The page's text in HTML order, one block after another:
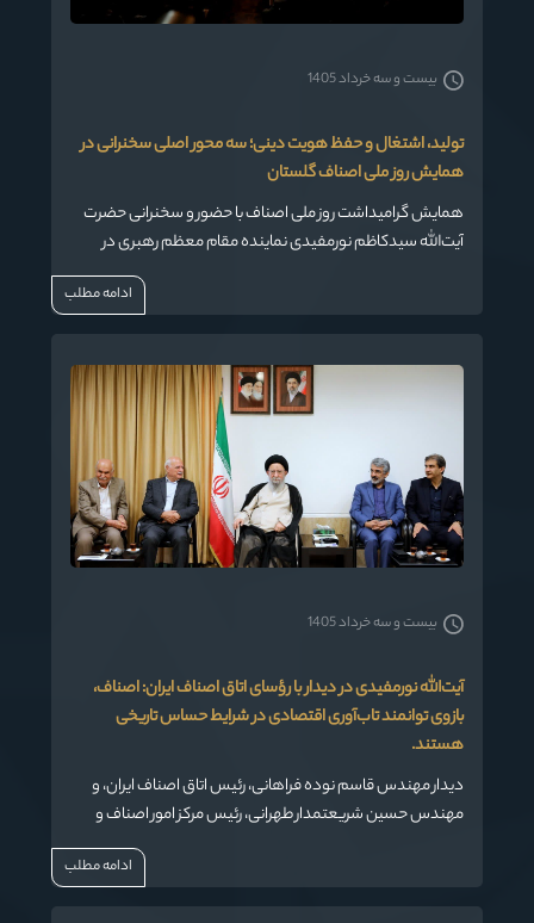
تولید، اشتغال و حفظ هویت دینی؛ سه محور اصلی سخنرانی در
همایش روز ملی اصناف گلستان
همایش گرامیداشت روز ملی اصناف با حضور و سخنرانی حضرت
آیت‌الله سیدکاظم نورمفیدی نماینده مقام معظم رهبری در
استان گلستان و امام جمعه گرگان، جمعی از مسئولان کشوری و
استانی و فعالان بازار و اصناف، پیش از ظهر امروز شنبه ۲۳
بیست و سه خرداد 1405
ادامه مطلب
آیت‌الله نورمفیدی در دیدار با رؤسای اتاق اصناف ایران: اصناف،
بازوی توانمند تاب‌آوری اقتصادی در شرایط حساس تاریخی
هستند.
دیدار مهندس قاسم نوده فراهانی، رئیس اتاق اصناف ایران، و
مهندس حسین شریعتمدار طهرانی، رئیس مرکز امور اصناف و
بازرگانان، به همراه اعضای مجمع امور صنفی استان گلستان با
حضرت آیت‌الله سیدکاظم نورمفیدی، نماینده ولی‌فقیه در استان
بیست و سه خرداد 1405
ادامه مطلب